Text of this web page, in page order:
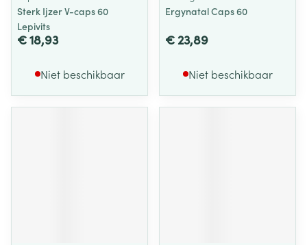
Sterk Ijzer V-caps 60
Lepivits
€ 18,93
Niet beschikbaar
Ergynatal Caps 60
€ 23,89
Niet beschikbaar